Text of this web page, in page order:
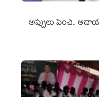
అప్పులు పెంచి..